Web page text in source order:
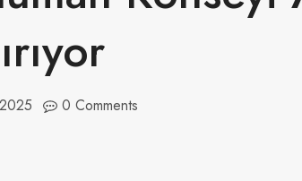
0 Comments